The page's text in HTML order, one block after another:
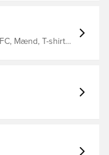
aktiviteten T-
til venstre
Mænd, T-shirts,